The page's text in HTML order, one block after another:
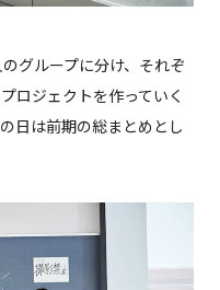
グループに分け、それぞ
ロジェクトを作っていく
日は前期の総まとめとし